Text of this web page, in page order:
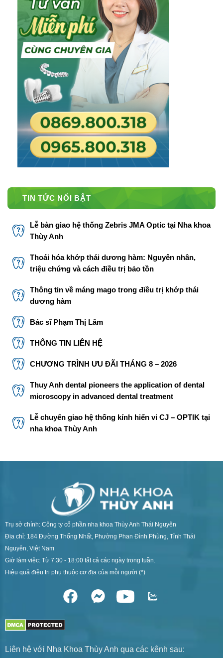
TIN TỨC NỔI BẬT
Lễ bàn giao hệ thống Zebris JMA Optic tại Nha khoa
Thùy Anh
Thoái hóa khớp thái dương hàm: Nguyên nhân,
triệu chứng và cách điều trị bảo tồn
Thông tin về máng mago trong điều trị khớp thái
dương hàm
Bác sĩ Phạm Thị Lâm
THÔNG TIN LIÊN HỆ
CHƯƠNG TRÌNH ƯU ĐÃI THÁNG 8 – 2026
Thuy Anh dental pioneers the application of dental
microscopy in advanced dental treatment
Lễ chuyển giao hệ thống kính hiển vi CJ – OPTIK tại
nha khoa Thùy Anh
Trụ sở chính: Công ty cổ phần nha khoa Thùy Anh Thái Nguyên
Địa chỉ: 184 Đường Thống Nhất, Phường Phan Đình Phùng, Tỉnh Thái
Nguyên, Việt Nam
Giờ làm việc: Từ 7:30 - 18:00 tất cả các ngày trong tuần.
Hiệu quả điều trị phụ thuộc cơ địa của mỗi người (*)
Liên hệ với Nha Khoa Thùy Anh qua các kênh sau: